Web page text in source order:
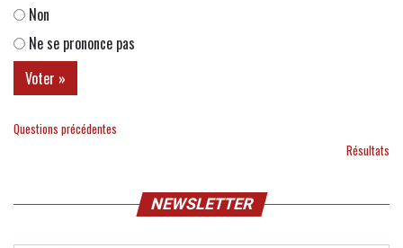
Non
Ne se prononce pas
Questions précédentes
Résultats
NEWSLETTER